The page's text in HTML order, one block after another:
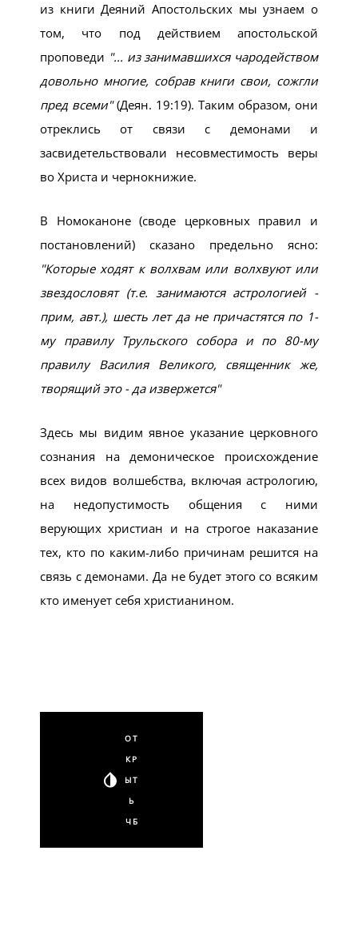
из книги Деяний Апостольских мы узнаем о
том, что под действием апостольской
проповеди ... из занимавшихся чародейством
довольно многие, собрав книги свои, сожгли
пред всеми (Деян. 19:19). Таким образом, они
отреклись от связи с демонами и
засвидетельствовали несовместимость веры
во Христа и чернокнижие.
В Номоканоне (своде церковных правил и
постановлений) сказано предельно ясно:
Которые ходят к волхвам или волхвуют или
звездословят (т.е. занимаются астрологией -
прим, авт.), шесть лет да не причастятся по 1-
му правилу Трульского собора и по 80-му
правилу Василия Великого, священник же,
творящий это - да извержется
Здесь мы видим явное указание церковного
сознания на демоническое происхождение
всех видов волшебства, включая астрологию,
на недопустимость общения с ними
верующих христиан и на строгое наказание
тех, кто по каким-либо причинам решится на
связь с демонами. Да не будет этого со всяким
кто именует себя христианином.
ОТ
КР
ЫТ
Ь
ЧБ